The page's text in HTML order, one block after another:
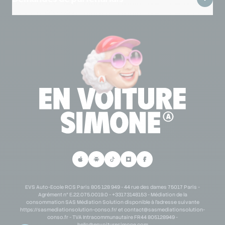
Lexique code de la route
Personne en situation de handicap
Demande de partenariat scolaire
Demande de partenariat B2B
EVS Auto-Ecole RCS Paris 805 128 949 - 44 rue des dames 75017 Paris -
Agrément n° E.22.075.0019.0 - +33173148153 - Médiation de la
consommation SAS Médiation Solution disponible à l'adresse suivante
https://sasmediationsolution-conso.fr/ etcontact@sasmediationsolution-
conso.fr - TVA Intracommunautaire FR44 805128949 -